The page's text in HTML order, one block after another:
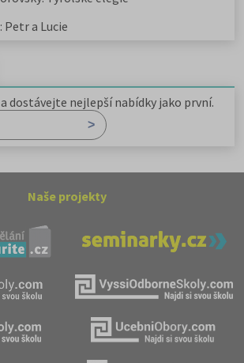
a Lucie
dostávejte nejlepší nabídky jako první.
Naše projekty